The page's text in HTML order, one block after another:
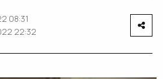
08:31
22:32